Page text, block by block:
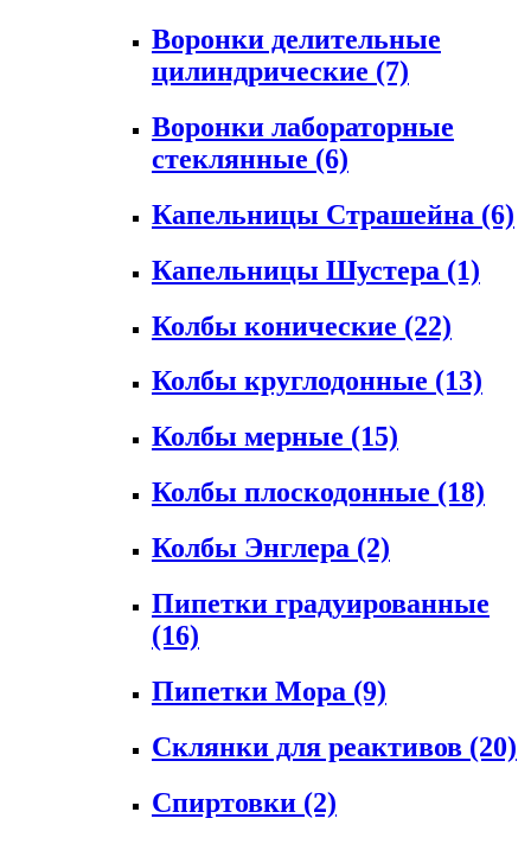
Воронки делительные
цилиндрические (7)
Воронки лабораторные
стеклянные (6)
Капельницы Страшейна (6)
Капельницы Шустера (1)
Колбы конические (22)
Колбы круглодонные (13)
Колбы мерные (15)
Колбы плоскодонные (18)
Колбы Энглера (2)
Пипетки градуированные
(16)
Пипетки Мора (9)
Склянки для реактивов (20)
Спиртовки (2)